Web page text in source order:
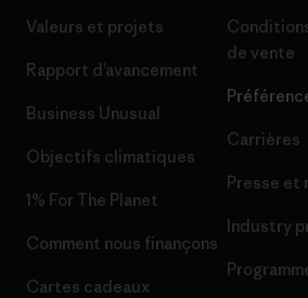
Valeurs et projets
Rapport d’avancement
Business Unusual
Objectifs climatiques
1% For The Planet
Comment nous finançons
Cartes cadeaux
de vente
Carrières
Presse et
Industry